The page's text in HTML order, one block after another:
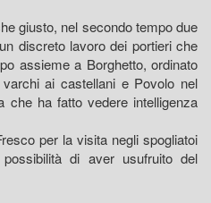
giusto, nel secondo tempo due
discreto lavoro dei portieri che
assieme a Borghetto, ordinato
ai castellani e Povolo nel
che ha fatto vedere intelligenza
per la visita negli spogliatoi
di aver usufruito del